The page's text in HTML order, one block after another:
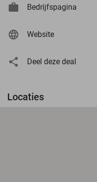
Bedrijfspagina
Website
Deel deze deal
Locaties